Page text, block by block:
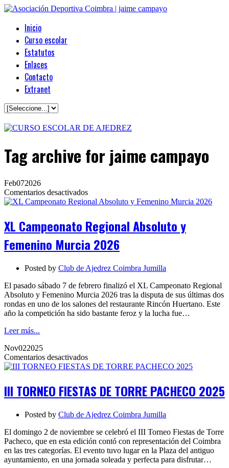
Inicio
Curso escolar
Estatutos
Enlaces
Contacto
Extranet
Tag archive for jaime campayo
Feb072026
Comentarios desactivadosen
XL
Absoluto
Femenino
2026
XL Campeonato Regional Absoluto y
Femenino Murcia 2026
Posted by Club de Ajedrez Coimbra Jumilla
El pasado sábado 7 de febrero finalizó el XL Campeonato Regional
Absoluto y Femenino Murcia 2026 tras la disputa de sus últimas dos
rondas en uno de los salones del restaurante Rincón Huertano. Este
año la competición ha sido bastante feroz y la lucha fue…
Leer más...
Nov022025
Comentarios desactivadosen
III
DE
PACHECO
2025
III TORNEO FIESTAS DE TORRE PACHECO 2025
Posted by Club de Ajedrez Coimbra Jumilla
El domingo 2 de noviembre se celebró el III Torneo Fiestas de Torre
Pacheco, que en esta edición contó con representación del Coimbra
en las tres categorías. El evento tuvo lugar en la Plaza del antiguo
ayuntamiento, en una jornada soleada y perfecta para disfrutar…